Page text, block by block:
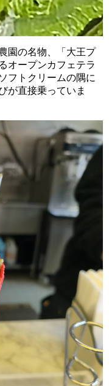
園の名物、「大王プ
オープンカフェテラ
フトクリームの隅に
が直接乗っていま